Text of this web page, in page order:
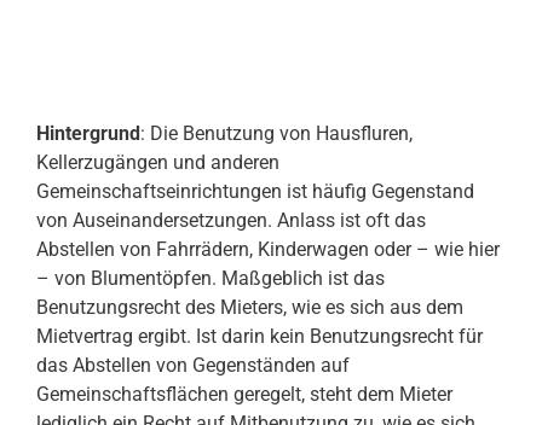
Hintergrund: Die Benutzung von Hausfluren,
Kellerzugängen und anderen
Gemeinschaftseinrichtungen ist häufig Gegenstand
von Auseinandersetzungen. Anlass ist oft das
Abstellen von Fahrrädern, Kinderwagen oder – wie hier
– von Blumentöpfen. Maßgeblich ist das
Benutzungsrecht des Mieters, wie es sich aus dem
Mietvertrag ergibt. Ist darin kein Benutzungsrecht für
das Abstellen von Gegenständen auf
Gemeinschaftsflächen geregelt, steht dem Mieter